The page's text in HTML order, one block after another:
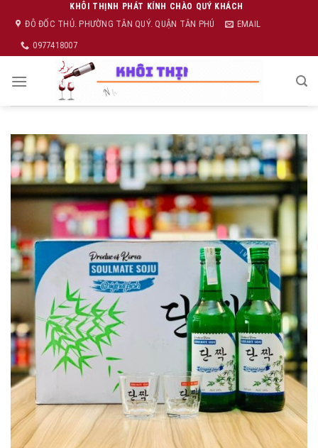
content
KHÔI THỊNH PHÁT KÍNH CHÀO QUÝ KHÁCH
ĐÔ ĐỐC THỦ. PHƯỜNG TÂN QUÝ. QUẬN TÂN PHÚ
EMAIL
0977418007